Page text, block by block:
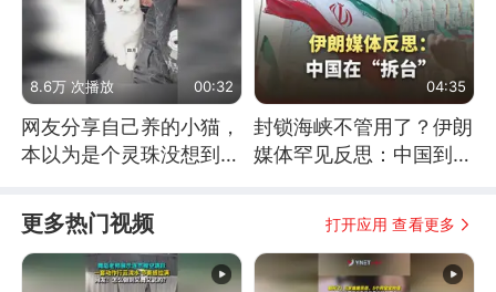
8.6万 次播放 00:32
网友分享自己养的小猫，
本以为是个灵珠没想到是
04:35
封锁海峡不管用了？伊朗
媒体罕见反思：中国到底
更多热门视频 打开应用 查看更多